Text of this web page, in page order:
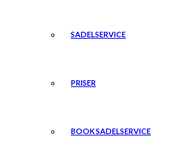
SADELSERVICE
PRISER
BOOK SADELSERVICE